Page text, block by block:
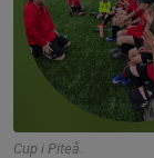
Cup i Piteå.